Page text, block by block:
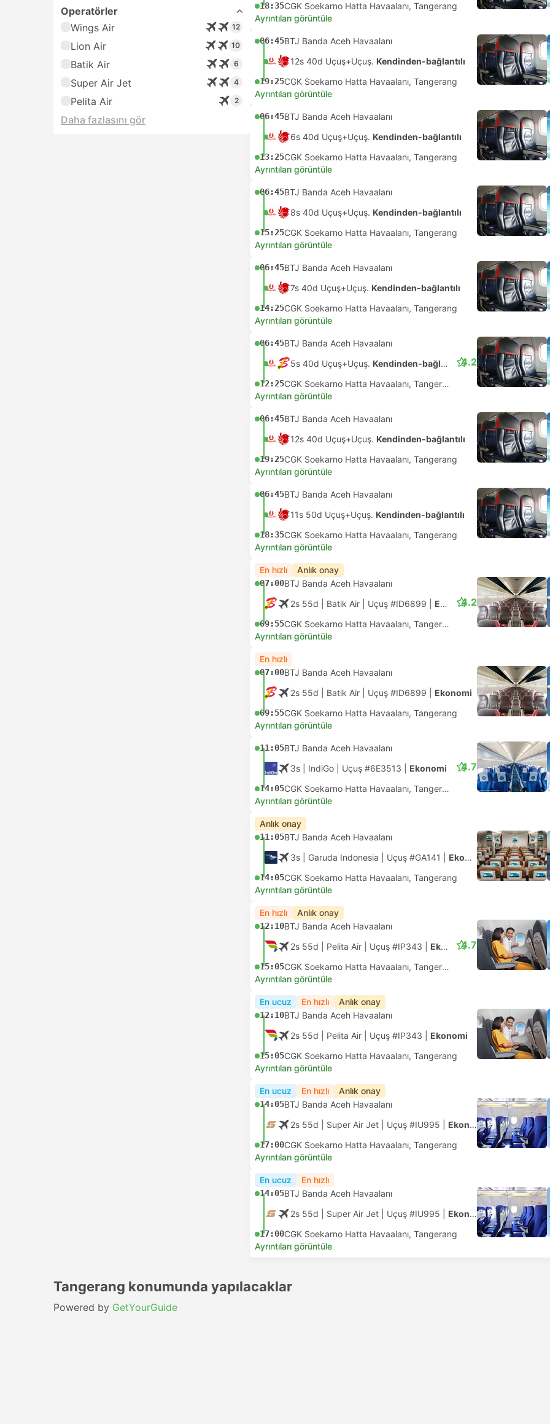
Operatörler
Wings Air
12
Lion Air 10
Batik Air 6
Super Air Jet 4
Pelita Air 2
Daha fazlasını gör
18:35CGK Soekarno Hatta Havaalanı, Tangerang
Ayrıntıları görüntüle
06:45BTJ Banda Aceh Havaalanı
12s 40d Uçuş+Uçuş. Kendinden-bağlantılı
19:25CGK Soekarno Hatta Havaalanı, Tangerang
Ayrıntıları görüntüle
06:45BTJ Banda Aceh Havaalanı
6s 40d Uçuş+Uçuş. Kendinden-bağlantılı
13:25CGK Soekarno Hatta Havaalanı, Tangerang
Ayrıntıları görüntüle
06:45BTJ Banda Aceh Havaalanı
8s 40d Uçuş+Uçuş. Kendinden-bağlantılı
15:25CGK Soekarno Hatta Havaalanı, Tangerang
Ayrıntıları görüntüle
06:45BTJ Banda Aceh Havaalanı
7s 40d Uçuş+Uçuş. Kendinden-bağlantılı
14:25CGK Soekarno Hatta Havaalanı, Tangerang
Ayrıntıları görüntüle
06:45BTJ Banda Aceh Havaalanı
5s 40d Uçuş+Uçuş. Kendinden-bağlantılı
12:25 CGK Soekarno Hatta Havaalanı, Tangerang
4.2
Ayrıntıları görüntüle
06:45BTJ Banda Aceh Havaalanı
12s 40d Uçuş+Uçuş. Kendinden-bağlantılı
19:25CGK Soekarno Hatta Havaalanı, Tangerang
Ayrıntıları görüntüle
06:45BTJ Banda Aceh Havaalanı
11s 50d Uçuş+Uçuş. Kendinden-bağlantılı
18:35CGK Soekarno Hatta Havaalanı, Tangerang
Ayrıntıları görüntüle
En hızlı Anlık onay
07:00BTJ Banda Aceh Havaalanı
2s 55d | Batik Air Uçuş #ID6899 Ekonomi
09:55 CGK Soekarno Hatta Havaalanı, Tangerang
4.2
Ayrıntıları görüntüle
En hızlı
07:00BTJ Banda Aceh Havaalanı
2s 55d | Batik Air Uçuş #ID6899 Ekonomi
09:55CGK Soekarno Hatta Havaalanı, Tangerang
Ayrıntıları görüntüle
11:05BTJ Banda Aceh Havaalanı
3s | IndiGo Uçuş #6E3513 Ekonomi
14:05 CGK Soekarno Hatta Havaalanı, Tangerang
4.7
Ayrıntıları görüntüle
Anlık onay
11:05BTJ Banda Aceh Havaalanı
3s | Garuda Indonesia Uçuş #GA141 Ekonomi
14:05CGK Soekarno Hatta Havaalanı, Tangerang
Ayrıntıları görüntüle
En hızlı Anlık onay
12:10BTJ Banda Aceh Havaalanı
2s 55d | Pelita Air Uçuş #IP343 Ekonomi
15:05 CGK Soekarno Hatta Havaalanı, Tangerang
4.7
Ayrıntıları görüntüle
En ucuz En hızlı Anlık onay
12:10BTJ Banda Aceh Havaalanı
2s 55d | Pelita Air Uçuş #IP343 Ekonomi
15:05CGK Soekarno Hatta Havaalanı, Tangerang
Ayrıntıları görüntüle
En ucuz En hızlı Anlık onay
14:05BTJ Banda Aceh Havaalanı
2s 55d | Super Air Jet Uçuş #IU995 Ekonomi
17:00CGK Soekarno Hatta Havaalanı, Tangerang
Ayrıntıları görüntüle
En ucuz En hızlı
14:05BTJ Banda Aceh Havaalanı
2s 55d | Super Air Jet Uçuş #IU995 Ekonomi
17:00CGK Soekarno Hatta Havaalanı, Tangerang
Ayrıntıları görüntüle
Tangerang konumunda yapılacaklar
Powered by GetYourGuide